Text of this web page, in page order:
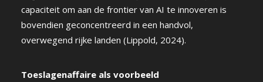
capaciteit om aan de frontier van AI te innoveren is
bovendien geconcentreerd in een handvol,
overwegend rijke landen (Lippold, 2024).
Toeslagenaffaire als voorbeeld